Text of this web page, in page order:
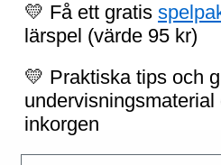
💛 Få ett gratis
lärspel (värde 95 kr)
💛 Praktiska tips och
undervisningsmaterial
inkorgen